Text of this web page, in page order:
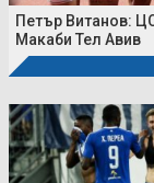
Петър Витанов:
Макаби Тел Авив